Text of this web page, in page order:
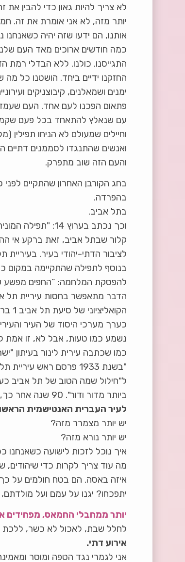
לא צריך להיות גאון כדי להבין את
יותר מזה, לא אני אומרת את זה.
אותנו, הם ידעו שזה יהיה
כמה חודשים ארוכים מאד העם
התגייסנו. כולנו. ללא הבדלי רמת
החזקנו ידיים ביחד. הושטנו כל מה
ימנים ושמאלנים, קיבוצניקים
פתאום הפכנו לעם אחד. העם
עם שנאלץ להתאחד בכל פעם
וחיילים שמעולם לא הניחו
ואנשים שהתנגדו לסממנים דתיים
והעם הזה שוב מתפרק.
בחג הקורבן האחרון שהתקיים
בהפרדה.
בתל אביב.
וכך נכתב בערוץ
קלור שבתל אביב, זאת ברקע אי
לציבור הדתי-יהודי בעיר.
בנוסף לתפילה שהתקיימה במקום
להפסקת המלחמה: “החפים מפשע
הדבר מתאפשר בחסות עיריית תל
כערך מערכי היסוד של העיר
נשמע כמו טעות, אבל לא, זו אמת
כמו שכתבה עירית לינור בעיתון
"בשנת 1933 פרסם ראש
ל"חילול שמה הטוב של תל אביב
ביותר מדור ודור". 90 שנה אחר כך, בכיכר שנקראה על שמו,
לעיר העברית האנטישמית
יש יותר מצמרר מזה?
יש יותר נורא מזה?
איך נוכל לזכות לישועה כשאנחנו
מה עוד צריך לקרות כדי
איזה באסה. הם בטח חולמים על
יתפכחו? יגנו על עמם ועל
יותר ממחבלי החמאס, מפחידים
לחלל שבת, לאכול לא כשר, ללכת
אירוע דתי.
אני לגמרי נגד הטפה ומוסר